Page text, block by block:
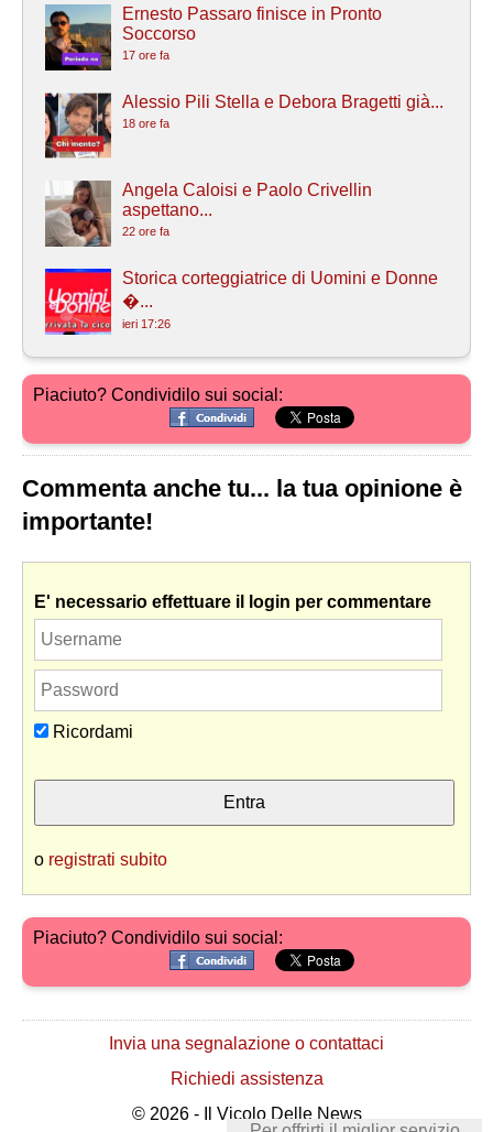
Ernesto Passaro finisce in Pronto
Soccorso
17 ore fa
Alessio Pili Stella e Debora Bragetti già...
18 ore fa
Angela Caloisi e Paolo Crivellin
aspettano...
22 ore fa
Storica corteggiatrice di Uomini e Donne
�...
ieri 17:26
Piaciuto? Condividilo sui social:
Commenta anche tu... la tua opinione è
importante!
E' necessario effettuare il login per commentare
Ricordami
o registrati subito
Piaciuto? Condividilo sui social:
Invia una segnalazione o contattaci
Richiedi assistenza
© 2026 - Il Vicolo Delle News